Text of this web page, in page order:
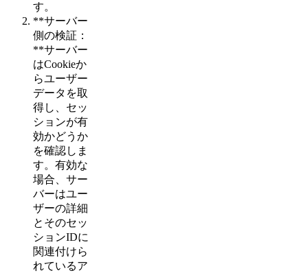
す。
**サーバー
側の検証：
**サーバー
はCookieか
らユーザー
データを取
得し、セッ
ションが有
効かどうか
を確認しま
す。有効な
場合、サー
バーはユー
ザーの詳細
とそのセッ
ションIDに
関連付けら
れているア